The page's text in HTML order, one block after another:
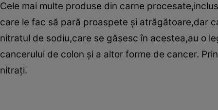
Cele mai multe produse din carne
care le fac să pară proaspete şi atrăgătoare,dar
nitratul de sodiu,care se găsesc în acestea,au o
cancerului de colon şi a altor forme de cancer.
nitraţi.